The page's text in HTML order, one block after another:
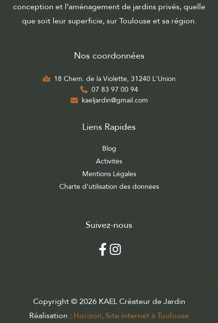
conception et l’aménagement de jardins privés, quelle
que soit leur superficie, sur Toulouse et sa région.
Nos coordonnées
18 Chem. de la Violette, 31240 L'Union
07 83 97 00 94
kaeljardin@gmail.com
Liens Rapides
Blog
Activités
Mentions Légales
Charte d’utilisation des données
Suivez-nous
Copyright © 2026 KAEL Créateur de Jardin
Réalisation : Horizon, Site internet à Toulouse